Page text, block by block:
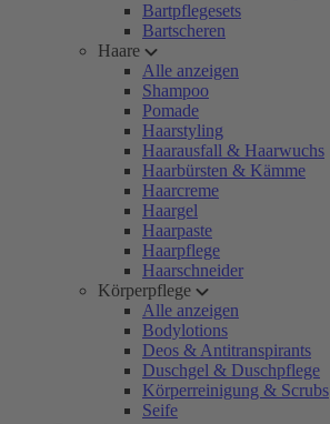
Bartpflegesets
Bartscheren
Haare
Alle anzeigen
Shampoo
Pomade
Haarstyling
Haarausfall & Haarwuchs
Haarbürsten & Kämme
Haarcreme
Haargel
Haarpaste
Haarpflege
Haarschneider
Körperpflege
Alle anzeigen
Bodylotions
Deos & Antitranspirants
Duschgel & Duschpflege
Körperreinigung & Scrubs
Seife